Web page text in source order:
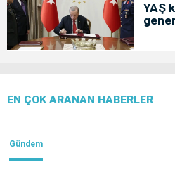
YAŞ
EN ÇOK ARANAN HABERLER
Gündem